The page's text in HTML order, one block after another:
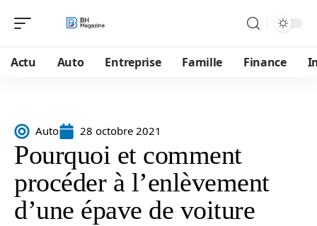
Actu Auto Entreprise Famille Finance
Auto 28 octobre 2021
Pourquoi et comment
procéder à l’enlèvement
d’une épave de voiture